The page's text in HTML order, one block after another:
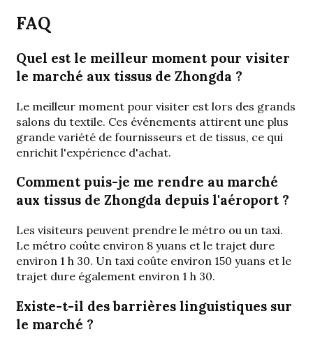
FAQ
Quel est le meilleur moment pour visiter
le marché aux tissus de Zhongda ?
Le meilleur moment pour visiter est lors des grands
salons du textile. Ces événements attirent une plus
grande variété de fournisseurs et de tissus, ce qui
enrichit l'expérience d'achat.
Comment puis-je me rendre au marché
aux tissus de Zhongda depuis l'aéroport ?
Les visiteurs peuvent prendre le métro ou un taxi.
Le métro coûte environ 8 yuans et le trajet dure
environ 1 h 30. Un taxi coûte environ 150 yuans et le
trajet dure également environ 1 h 30.
Existe-t-il des barrières linguistiques sur
le marché ?